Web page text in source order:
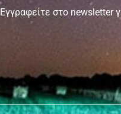
Εγγραφείτε στο newsletter